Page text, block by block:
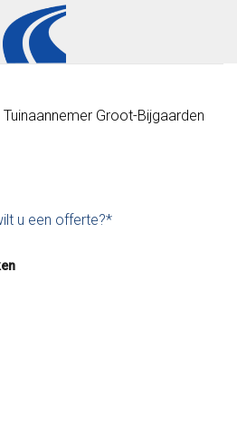
Tuinaannemer Groot-Bijgaarden
u een offerte?*